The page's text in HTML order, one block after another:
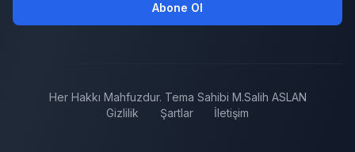
Abone Ol
Her Hakkı Mahfuzdur. Tema Sahibi M.Salih ASLAN
Gizlilik
Şartlar İletişim